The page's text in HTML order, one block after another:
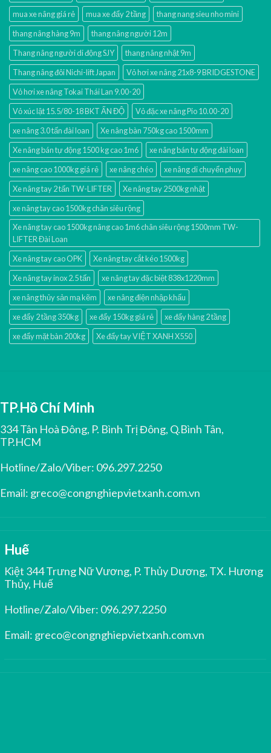
mua xe nâng giá rẻ
mua xe đẩy 2 tầng
thang nang sieu nho mini
thang nâng hàng 9m
thang nâng người 12m
Thang nâng người di động SJY
thang nâng nhật 9m
Thang nâng đôi Nichi-lift Japan
Vỏ hơi xe nâng 21x8-9 BRIDGESTONE
Vỏ hơi xe nâng Tokai Thái Lan 9.00-20
Vỏ xúc lật 15.5/80-18 BKT ẤN ĐỘ
Vỏ đặc xe nâng Pio 10.00-20
xe nâng 3.0 tấn đài loan
Xe nâng bàn 750kg cao 1500mm
Xe nâng bán tự động 1500 kg cao 1m6
xe nâng bán tự động đài loan
xe nâng cao 1000kg giá rẻ
xe nâng chéo
xe nâng di chuyển phuy
Xe nâng tay 2 tấn TW-LIFTER
Xe nâng tay 2500kg nhật
xe nâng tay cao 1500kg chân siêu rộng
Xe nâng tay cao 1500kg nâng cao 1m6 chân siêu rộng 1500mm TW-
LIFTER Đài Loan
Xe nâng tay cao OPK
Xe nâng tay cắt kéo 1500kg
Xe nâng tay inox 2.5 tấn
xe nâng tay đặc biệt 838x1220mm
xe nâng thủy sản mạ kẽm
xe nâng điện nhập khấu
xe đẩy 2 tầng 350kg
xe đẩy 150kg giá rẻ
xe đẩy hàng 2 tầng
xe đẩy mặt bàn 200kg
Xe đẩy tay VIỆT XANH X550
TP.Hồ Chí Minh
334 Tân Hoà Đông, P. Bình Trị Đông, Q.Bình Tân,
TP.HCM
Hotline/Zalo/Viber: 096.297.2250
Email: greco@congnghiepvietxanh.com.vn
Huế
Kiệt 344 Trưng Nữ Vương, P. Thủy Dương, TX. Hương
Thủy, Huế
Hotline/Zalo/Viber: 096.297.2250
Email: greco@congnghiepvietxanh.com.vn